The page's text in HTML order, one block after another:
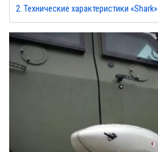
Технические характеристики «Shark»